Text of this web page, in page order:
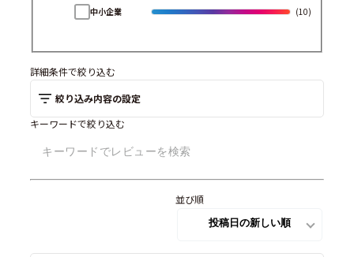
中小企業 (10)
詳細条件で絞り込む
絞り込み内容の設定
キーワードで絞り込む
並び順